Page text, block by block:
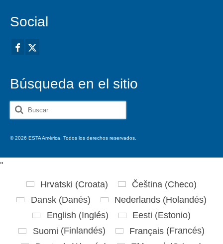
Social
Búsqueda en el sitio
Buscar
por:
© 2026 ESTA América. Todos los derechos reservados.
''
Hrvatski (Croata) Čeština (Checo)
Dansk(Danés) Nederlands(Holandés)
English (Inglés) Eesti (Estonio)
Suomi (Finlandés) Français(Francés)